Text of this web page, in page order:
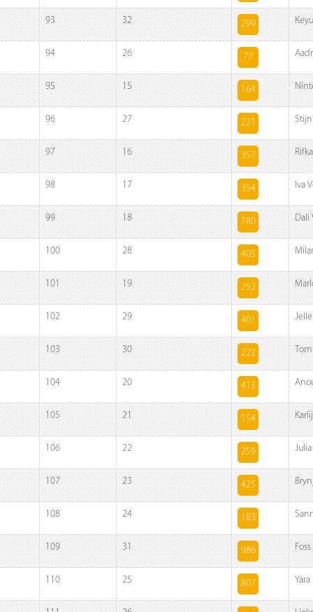
93 32 299
94 26 77
95 15 164
96 27 221
97 16 357
98 17 354 Iva
99 18 780 Dali
100 28 405
101 19 252
102 29 401
103 30 222
104 20 413
105 21 154
106 22 259
107 23 425
108 24 183
109 31 986
110 25 807 Yara